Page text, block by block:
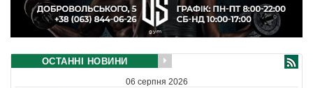
ОСТАННІ НОВИНИ
06 серпня 2026